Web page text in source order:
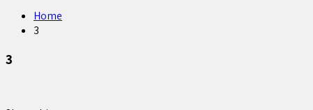
Home
3
3